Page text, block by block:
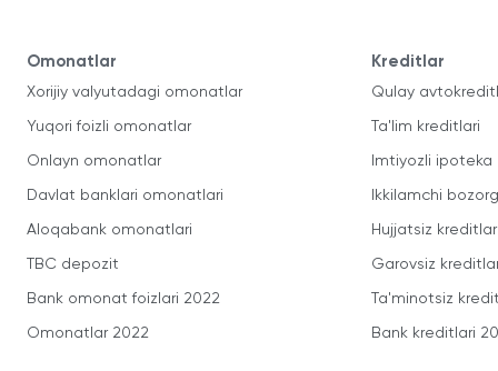
Omonatlar
Xorijiy valyutadagi omonatlar
Yuqori foizli omonatlar
Onlayn omonatlar
Davlat banklari omonatlari
Aloqabank omonatlari
TBC depozit
Bank omonat foizlari 2022
Omonatlar 2022
Kreditlar
Qulay
Ta'lim kreditlari
Imtiyozli ipoteka
Ikkilamchi
Hujjatsiz kreditlar
Garovsiz
Ta'minotsiz
Bank kreditlari